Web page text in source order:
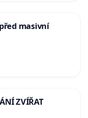
masivní
ZVÍŘAT